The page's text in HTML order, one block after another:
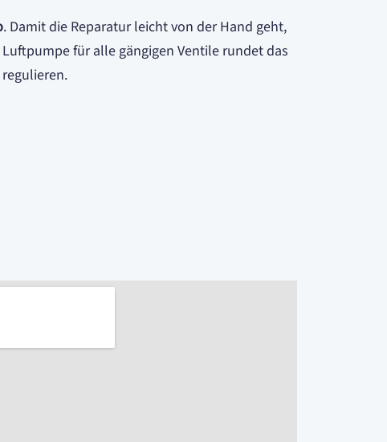
. Damit die Reparatur leicht von der Hand geht,
für alle gängigen Ventile rundet das